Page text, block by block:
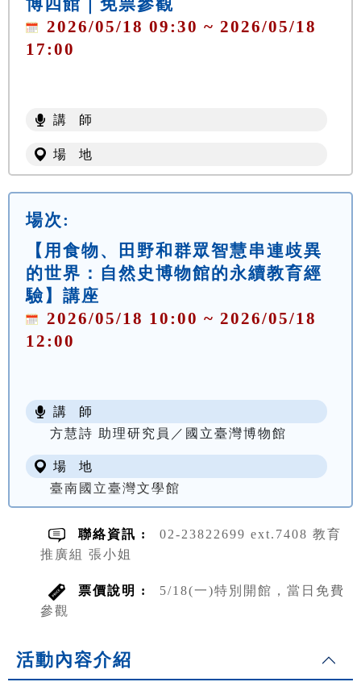
博四館｜免票參觀
2026/05/18 09:30 ~ 2026/05/18
17:00
講 師
場 地
場次:
【用食物、田野和群眾智慧串連歧異
的世界：自然史博物館的永續教育經
驗】講座
2026/05/18 10:00 ~ 2026/05/18
12:00
講 師
方慧詩 助理研究員／國立臺灣博物館
場 地
臺南國立臺灣文學館
聯絡資訊 :
02-23822699 ext.7408 教育
推廣組 張小姐
票價說明 :
5/18(一)特別開館，當日免費
參觀
活動內容介紹